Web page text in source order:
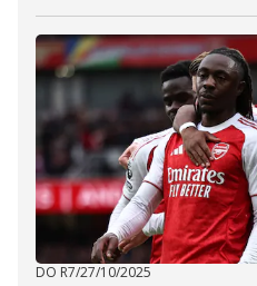
DO R7/27/10/2025